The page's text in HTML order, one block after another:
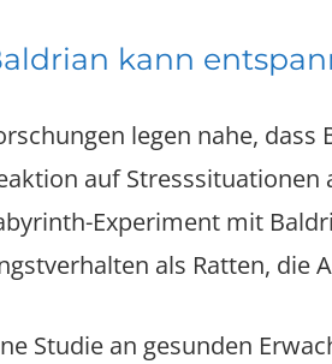
kann
legen nahe,
auf
Experiment mit
als Ratten, die
Studie an gesunden